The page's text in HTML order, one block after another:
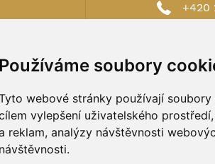
Používáme soubory
webové stránky používají
vylepšení uživatelského
reklam, analýzy návštěvnosti
návštěvnosti.
+420